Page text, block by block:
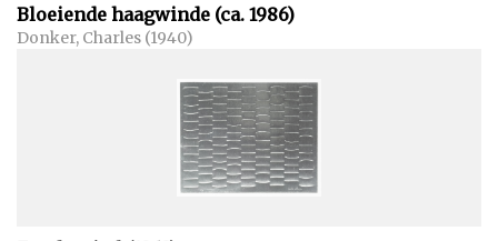
Bloeiende haagwinde (ca. 1986)
Donker, Charles (1940)